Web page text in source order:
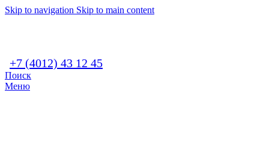
Skip to navigation Skip to main content
+7 (4012) 43 12 45
Поиск
Меню